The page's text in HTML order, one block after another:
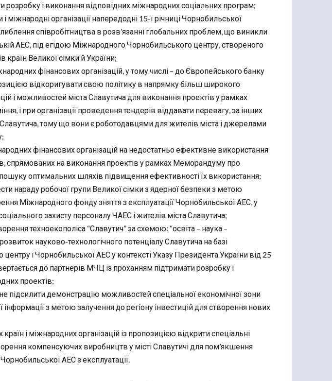
розробку і виконання відповідних міжнародних соціальних програм;
міжнародні організації напередодні 15-ї річниці Чорнобильської
співробітництва в розв’язанні глобальних проблем, що виникли
АЕС, під егідою Міжнародного Чорнобильського центру, створеного
країн Великої сімки й України;
фінансових організацій, у тому числі – до Європейського банку
відкоригувати свою політику в напрямку більш широкого
і можливостей міста Славутича для виконання проектів у рамках
і при організації проведення тендерів віддавати перевагу, за інших
Славутича, тому що вони є роботодавцями для жителів міста і джерелами
фінансових організацій на недостатньо ефективне використання
спрямованих на виконання проектів у рамках Меморандуму про
оптимальних шляхів підвищення ефективності їх використання;
нараду робочої групи Великої сімки з ядерної безпеки з метою
Міжнародного фонду зняття з експлуатації Чорнобильської АЕС, у
захисту персоналу ЧАЕС і жителів міста Славутича;
техноекополіса “Славутич” за схемою: “освіта – наука –
науково-технологічного потенціалу Славутича на базі
і Чорнобильської АЕС у контексті Указу Президента України від 25
до партнерів МЧЦ із проханням підтримати розробку і
проектів;
підсилити демонстрацію можливостей спеціальної економічної зони
інформації з метою залучення до регіону інвестицій для створення нових
і міжнародних організацій із пропозицією відкрити спеціальні
компенсуючих виробництв у місті Славутичі для пом’якшення
АЕС з експлуатації.